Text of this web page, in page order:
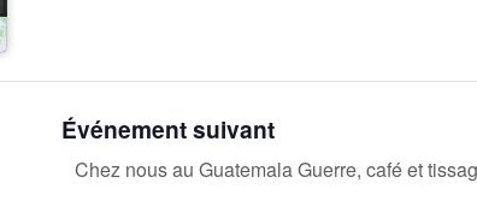
Événement suivant
Chez nous au Guatemala Guerre, café et